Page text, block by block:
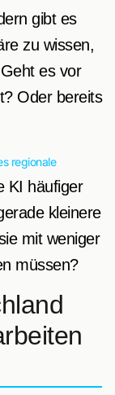
gibt es
zu wissen,
es vor
Oder bereits
regionale
KI häufiger
kleinere
mit weniger
müssen?